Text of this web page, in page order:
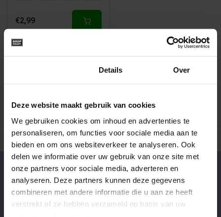
Details Over
Deze website maakt gebruik van cookies
We gebruiken cookies om inhoud en advertenties te
personaliseren, om functies voor sociale media aan te
bieden en om ons websiteverkeer te analyseren. Ook
delen we informatie over uw gebruik van onze site met
onze partners voor sociale media, adverteren en
analyseren. Deze partners kunnen deze gegevens
combineren met andere informatie die u aan ze heeft
verstrekt of ze hebben verzameld op basis van uw
€2,99
1
500+ snoepsoorten van de échte merken
Klantenservice
Veelgestelde vragen
085-4012406